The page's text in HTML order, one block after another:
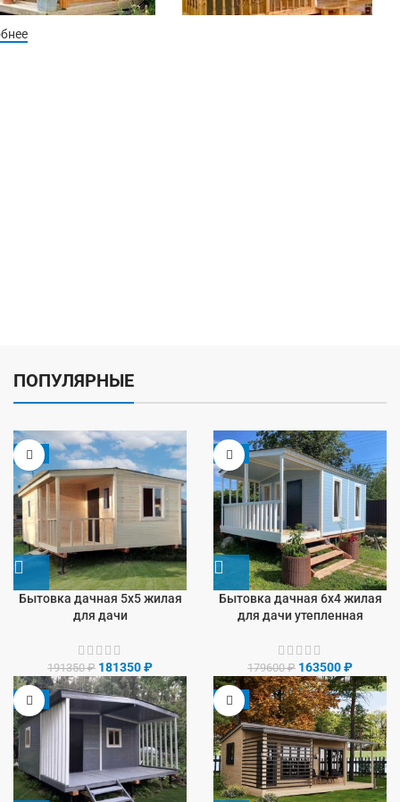
ПОПУЛЯРНЫЕ
-5%
Бытовка дачная 5х5 жилая
для дачи
191350₽ 181350₽
-9%
Бытовка дачная 6х4 жилая
для дачи утепленная
179600₽ 163500₽
-8% -9%